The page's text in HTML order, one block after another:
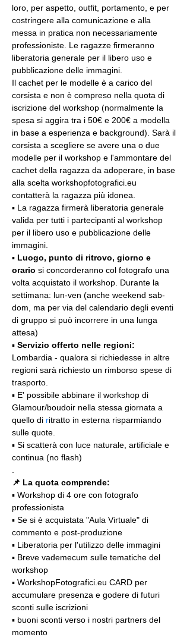
loro, per aspetto, outfit, portamento, e per
costringere alla comunicazione e alla
messa in pratica non necessariamente
professioniste. Le ragazze firmeranno
liberatoria generale per il libero uso e
pubblicazione delle immagini.
Il cachet per le modelle è a carico del
corsista e non è compreso nella quota di
iscrizione del workshop (normalmente la
spesa si aggira tra i 50€ e 200€ a modella
in base a esperienza e background). Sarà il
corsista a scegliere se avere una o due
modelle per il workshop e l'ammontare del
cachet della ragazza da adoperare, in base
alla scelta workshopfotografici.eu
contatterà la ragazza più idonea.
▪️ La ragazza firmerà liberatoria generale
valida per tutti i partecipanti al workshop
per il libero uso e pubblicazione delle
immagini.
▪️ Luogo, punto di ritrovo, giorno e
orario si concorderanno col fotografo una
volta acquistato il workshop. Durante la
settimana: lun-ven (anche weekend sab-
dom, ma per via del calendario degli eventi
di gruppo si può incorrere in una lunga
attesa)
▪️ Servizio offerto nelle regioni:
Lombardia - qualora si richiedesse in altre
regioni sarà richiesto un rimborso spese di
trasporto.
▪️ E' possibile abbinare il workshop di
Glamour/boudoir nella stessa giornata a
quello di ritratto in esterna risparmiando
sulle quote.
▪️ Si scatterà con luce naturale, artificiale e
continua (no flash)
📌 La quota comprende:
▪️ Workshop di 4 ore con fotografo
professionista
▪️ Se si è acquistata "Aula Virtuale" di
commento e post-produzione
▪️ Liberatoria per l'utilizzo delle immagini
▪️ Breve vademecum sulle tematiche del
workshop
▪️ WorkshopFotografici.eu CARD per
accumulare presenza e godere di futuri
sconti sulle iscrizioni
▪️ buoni sconti verso i nostri partners del
momento